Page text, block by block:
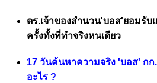
ตร.เจ้าของสำนวน'บอส'ยอมรั
ครั้งทั้งที่ทำจริงหนเดียว
17 วันค้นหาความจริง 'บอส' ก
อะไร ?